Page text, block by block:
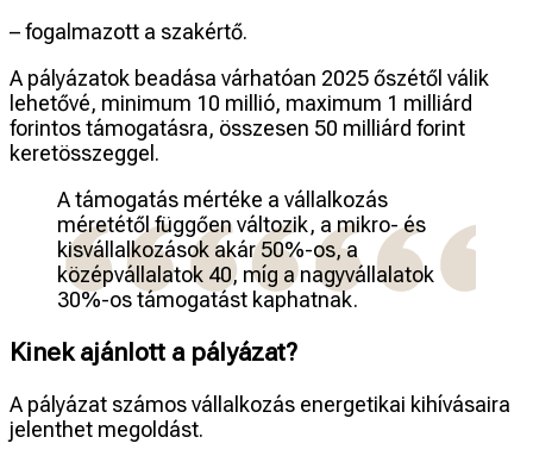
– fogalmazott a szakértő.
A pályázatok beadása várhatóan 2025 őszétől válik
lehetővé, minimum 10 millió, maximum 1 milliárd
forintos támogatásra, összesen 50 milliárd forint
keretösszeggel.
A támogatás mértéke a vállalkozás
méretétől függően változik, a mikro- és
kisvállalkozások akár 50%-os, a
középvállalatok 40, míg a nagyvállalatok
30%-os támogatást kaphatnak.
Kinek ajánlott a pályázat?
A pályázat számos vállalkozás energetikai kihívásaira
jelenthet megoldást.